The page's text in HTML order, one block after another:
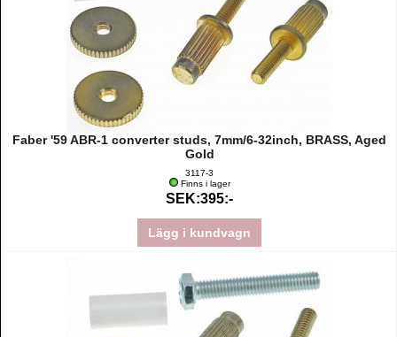
Faber '59 ABR-1 converter studs, 7mm/6-32inch, BRASS, Aged
Gold
3117-3
Finns i lager
SEK:395:-
Lägg i kundvagn